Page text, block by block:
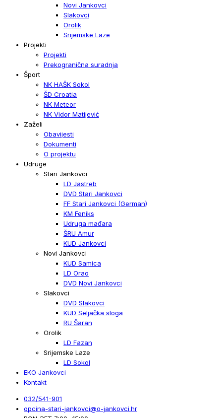
Novi Jankovci
Slakovci
Orolik
Srijemske Laze
Projekti
Projekti
Prekogranična suradnja
Šport
NK HAŠK Sokol
ŠD Croatia
NK Meteor
NK Vidor Matijević
Zaželi
Obavijesti
Dokumenti
O projektu
Udruge
Stari Jankovci
LD Jastreb
DVD Stari Jankovci
FF Stari Jankovci (German)
KM Feniks
Udruga mađara
ŠRU Amur
KUD Jankovci
Novi Jankovci
KUD Samica
LD Orao
DVD Novi Jankovci
Slakovci
DVD Slakovci
KUD Seljačka sloga
RU Šaran
Orolik
LD Fazan
Srijemske Laze
LD Sokol
EKO Jankovci
Kontakt
032/541-901
opcina-stari-jankovci@o-jankovci.hr